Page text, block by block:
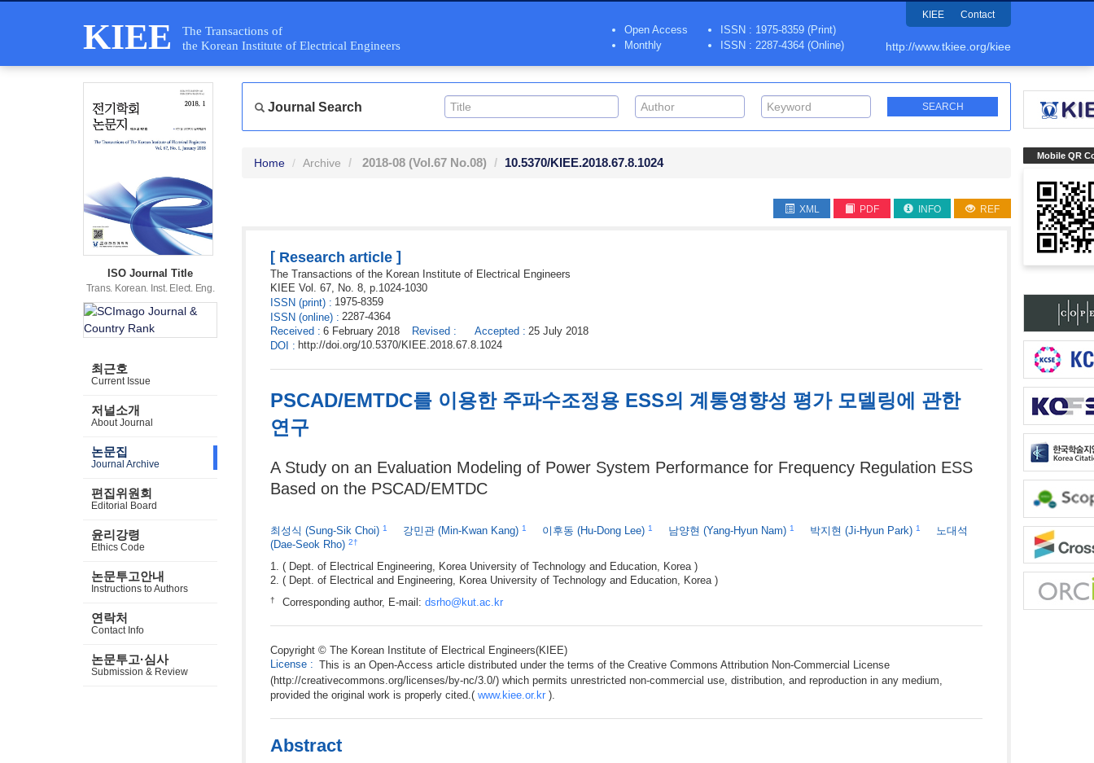
KIEE
The Transactions of
the Korean Institute of Electrical Engineers
KIEE Contact
Open Access
Monthly
ISSN : 1975-8359 (Print)
ISSN : 2287-4364 (Online)
http://www.tkiee.org/kiee
Mobile QR
ISO Journal Title
Trans. Korean. Inst. Elect. Eng.
최근호
Current Issue
저널소개
About Journal
논문집
Journal Archive
편집위원회
Editorial Board
윤리강령
Ethics Code
논문투고안내
Instructions to Authors
연락처
Contact Info
논문투고·심사
Submission & Review
Journal Search
Home Archive 2018-08 (Vol.67 No.08) 10.5370/KIEE.2018.67.8.1024
XML PDF INFO REF
[ Research article ]
The Transactions of the Korean Institute of Electrical Engineers
KIEE Vol. 67, No. 8, p.1024-1030
ISSN (print) : 1975-8359
ISSN (online) : 2287-4364
Received : 6 February 2018 Revised : Accepted : 25 July 2018
DOI : http://doi.org/10.5370/KIEE.2018.67.8.1024
PSCAD/EMTDC를 이용한 주파수조정용 ESS의 계통영향성 평가 모델링에 관한
연구
A Study on an Evaluation Modeling of Power System Performance for Frequency Regulation ESS
Based on the PSCAD/EMTDC
최성식 (Sung-Sik Choi) 1 강민관 (Min-Kwan Kang) 1 이후동 (Hu-Dong Lee) 1 남양현 (Yang-Hyun Nam) 1 박지현 (Ji-Hyun Park) 1
노대석
(Dae-Seok Rho) 2†
( Dept. of Electrical Engineering, Korea University of Technology and Education, Korea )
( Dept. of Electrical and Engineering, Korea University of Technology and Education, Korea )
† Corresponding author, E-mail: dsrho@kut.ac.kr
Copyright © The Korean Institute of Electrical Engineers(KIEE)
License : This is an Open-Access article distributed under the terms of the Creative Commons Attribution Non-Commercial License
(http://creativecommons.org/licenses/by-nc/3.0/) which permits unrestricted non-commercial use, distribution, and reproduction in any medium,
provided the original work is properly cited.( www.kiee.or.kr ).
Abstract